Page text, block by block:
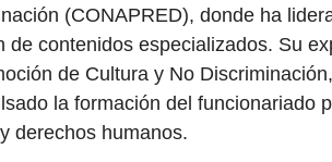
(CONAPRED), donde ha
de contenidos especializados. Su
de Cultura y No
la formación del funcionariado
derechos humanos.